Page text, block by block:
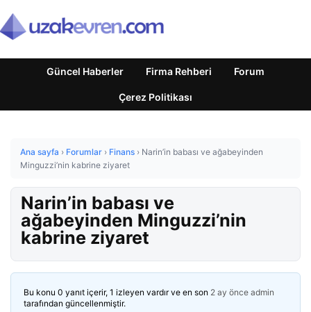
Güncel Haberler Firma Rehberi Forum
Çerez Politikası
Ana sayfa › Forumlar › Finans › Narin’in babası ve ağabeyinden
Minguzzi’nin kabrine ziyaret
Narin’in babası ve
ağabeyinden Minguzzi’nin
kabrine ziyaret
Bu konu 0 yanıt içerir, 1 izleyen vardır ve en son 2 ay önce admin
tarafından güncellenmiştir.